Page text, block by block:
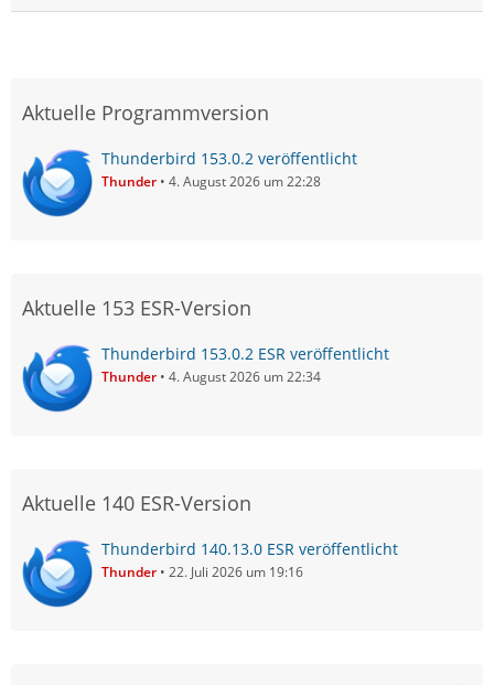
Aktuelle Programmversion
Thunderbird 153.0.2 veröffentlicht
Thunder 4. August 2026 um 22:28
Aktuelle 153 ESR-Version
Thunderbird 153.0.2 ESR veröffentlicht
Thunder 4. August 2026 um 22:34
Aktuelle 140 ESR-Version
Thunderbird 140.13.0 ESR veröffentlicht
Thunder 22. Juli 2026 um 19:16